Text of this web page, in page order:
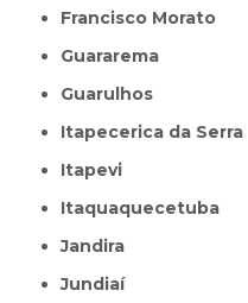
Francisco Morato
Guararema
Guarulhos
Itapecerica da Serra
Itapevi
Itaquaquecetuba
Jandira
Jundiaí